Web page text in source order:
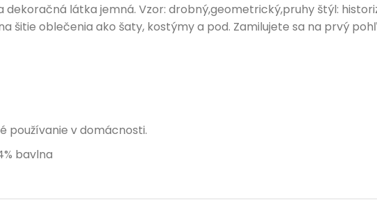
a dekoračná látka jemná. Vzor: drobný,geometrický,pruhy štýl:
šitie oblečenia ako šaty, kostýmy a pod. Zamilujete sa na prvý
používanie v domácnosti.
bavlna